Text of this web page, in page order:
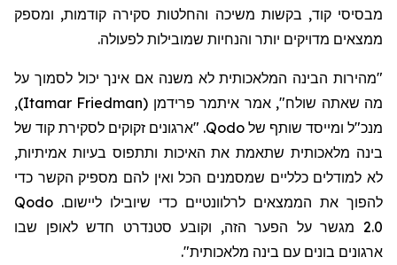
מבסיסי קוד, בקשות משיכה והחלטות סקירה קודמות, ומספק
ממצאים מדויקים יותר והנחיות שמובילות לפעולה.
"מהירות הבינה המלאכותית לא משנה אם אינך יכול לסמוך על
מה שאתה שולח", אמר איתמר פרידמן (
Itamar Friedman
)
,
מנכ"ל ומייסד שותף של Qodo. "ארגונים זקוקים לסקירת קוד של
בינה מלאכותית שתאמת את האיכות ותתפוס בעיות אמיתיות,
לא למודלים כלליים שמסמנים הכלואין להם מספיק הקשר כדי
להפוך את הממצאים לרלוונטיים כדי שיובילו ליישום. Qodo
2.0 מגשר על הפער הזה, וקובע סטנדרט חדש לאופן שבו
ארגונים בונים עם בינה מלאכותית".